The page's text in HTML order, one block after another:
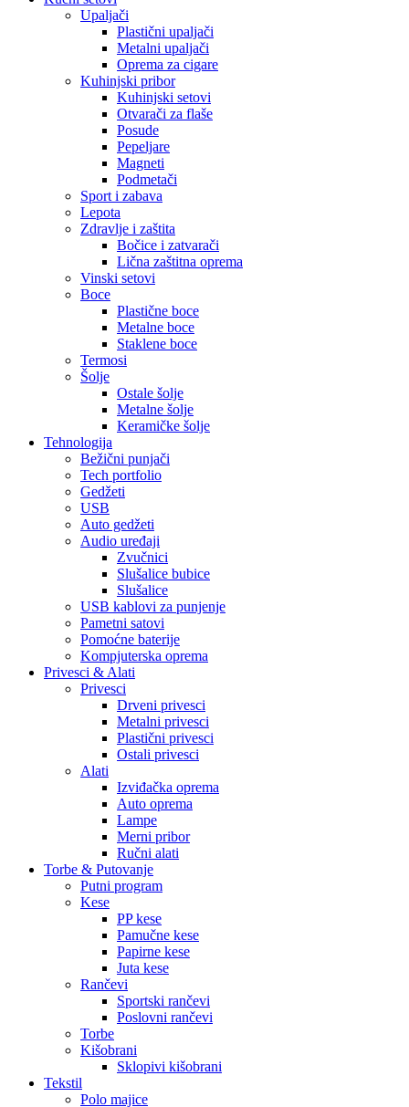
Upaljači
Plastični upaljači
Metalni upaljači
Oprema za cigare
Kuhinjski pribor
Kuhinjski setovi
Otvarači za flaše
Posude
Pepeljare
Magneti
Podmetači
Sport i zabava
Lepota
Zdravlje i zaštita
Bočice i zatvarači
Lična zaštitna oprema
Vinski setovi
Boce
Plastične boce
Metalne boce
Staklene boce
Termosi
Šolje
Ostale šolje
Metalne šolje
Keramičke šolje
Tehnologija
Bežični punjači
Tech portfolio
Gedžeti
USB
Auto gedžeti
Audio uređaji
Zvučnici
Slušalice bubice
Slušalice
USB kablovi za punjenje
Pametni satovi
Pomoćne baterije
Kompjuterska oprema
Privesci & Alati
Privesci
Drveni privesci
Metalni privesci
Plastični privesci
Ostali privesci
Alati
Izviđačka oprema
Auto oprema
Lampe
Merni pribor
Ručni alati
Torbe & Putovanje
Putni program
Kese
PP kese
Pamučne kese
Papirne kese
Juta kese
Rančevi
Sportski rančevi
Poslovni rančevi
Torbe
Kišobrani
Sklopivi kišobrani
Tekstil
Polo majice